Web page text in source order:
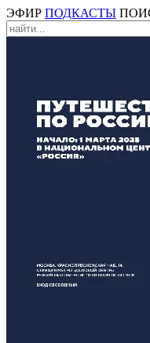
ЭФИР ПОДКАСТЫ